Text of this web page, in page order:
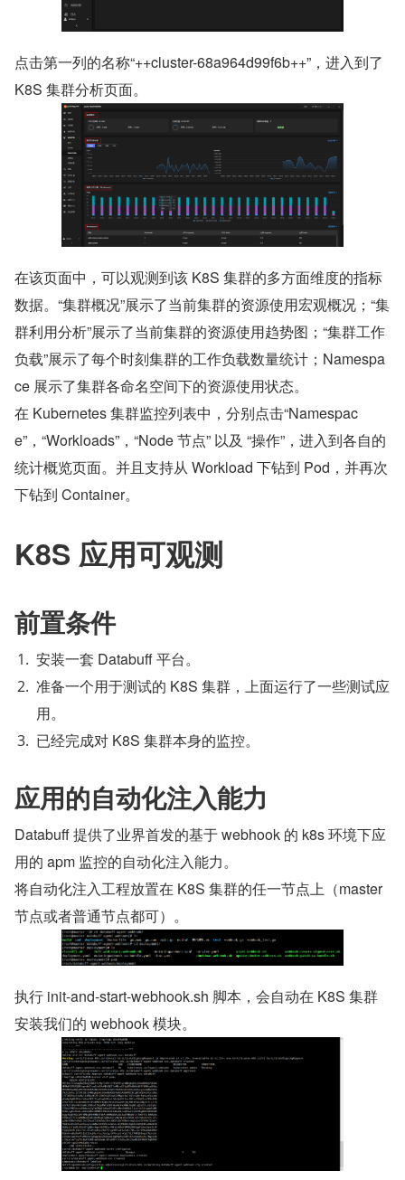
点击第一列的名称“++cluster-68a964d99f6b++”，进入到了
K8S 集群分析页面。
在该页面中，可以观测到该 K8S 集群的多方面维度的指标
数据。“集群概况”展示了当前集群的资源使用宏观概况；“集
群利用分析”展示了当前集群的资源使用趋势图；“集群工作
负载”展示了每个时刻集群的工作负载数量统计；Namespa
ce 展示了集群各命名空间下的资源使用状态。
在 Kubernetes 集群监控列表中，分别点击“Namespac
e”，“Workloads”，“Node 节点” 以及 “操作”，进入到各自的
统计概览页面。并且支持从 Workload 下钻到 Pod，并再次
下钻到 Container。
K8S 应用可观测
前置条件
安装一套 Databuff 平台。
准备一个用于测试的 K8S 集群，上面运行了一些测试应
用。
已经完成对 K8S 集群本身的监控。
应用的自动化注入能力
Databuff 提供了业界首发的基于 webhook 的 k8s 环境下应
用的 apm 监控的自动化注入能力。
将自动化注入工程放置在 K8S 集群的任一节点上（master
节点或者普通节点都可）。
执行 init-and-start-webhook.sh 脚本，会自动在 K8S 集群
安装我们的 webhook 模块。